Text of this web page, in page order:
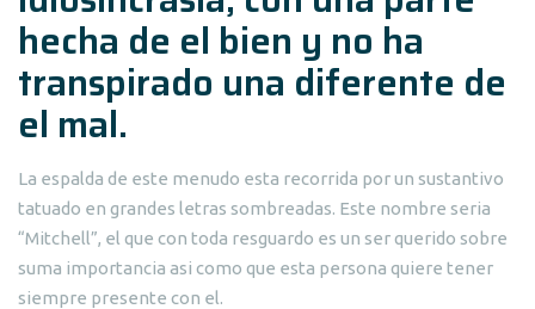
hecha de el bien y no ha
transpirado una diferente de
el mal.
La espalda de este menudo esta recorrida por un sustantivo
tatuado en grandes letras sombreadas. Este nombre seri­a
“Mitchell”, el que con toda resguardo es un ser querido sobre
suma importancia asi­ como que esta persona quiere tener
siempre presente con el.